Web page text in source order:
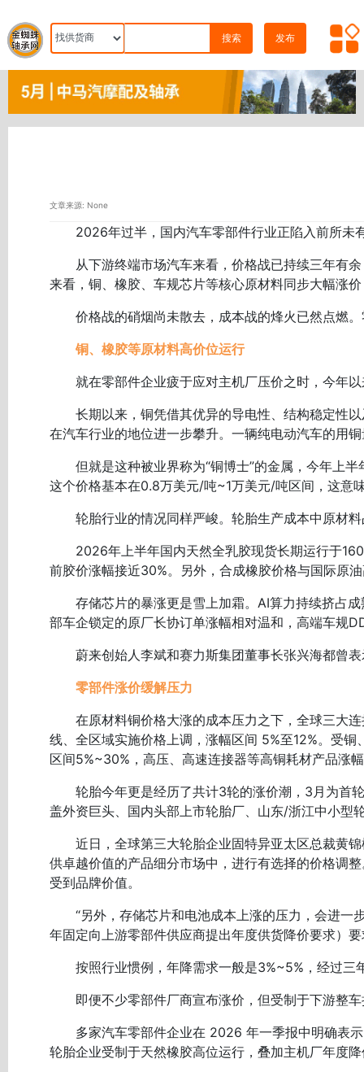
搜索 发布
文章来源: None
2026年过半，国内汽车零部件行业正陷入前所未
从下游终端市场汽车来看，价格战已持续三年有余
来看，铜、橡胶、车规芯片等核心原材料同步大幅涨
价格战的硝烟尚未散去，成本战的烽火已然点燃。
铜、橡胶等原材料高价位运行
就在零部件企业疲于应对主机厂压价之时，今年以
长期以来，铜凭借其优异的导电性、结构稳定性以
在汽车行业的地位进一步攀升。一辆纯电动汽车的用
但就是这种被业界称为“铜博士”的金属，今年上半
这个价格基本在0.8万美元/吨~1万美元/吨区间，这意
轮胎行业的情况同样严峻。轮胎生产成本中原材料
2026年上半年国内天然全乳胶现货长期运行于
前胶价涨幅接近30%。另外，合成橡胶价格与国际原
存储芯片的暴涨更是雪上加霜。AI算力持续挤占成
部车企锁定的原厂长协订单涨幅相对温和，高端车规
蔚来创始人李斌和赛力斯集团董事长张兴海都曾表
零部件涨价缓解压力
在原材料铜价格大涨的成本压力之下，全球三大连
线、全区域实施价格上调，涨幅区间 5%至12%。受
区间5%~30%，高压、高速连接器等高铜耗材产品涨
轮胎今年更是经历了共计3轮的涨价潮，3月为首轮
盖外资巨头、国内头部上市轮胎厂、山东/浙江中小型
近日，全球第三大轮胎企业固特异亚太区总裁黄锦
供卓越价值的产品细分市场中，进行有选择的价格调
受到品牌价值。
“另外，存储芯片和电池成本上涨的压力，会进一
年固定向上游零部件供应商提出年度供货降价要求）
按照行业惯例，年降需求一般是3%~5%，经过三
即便不少零部件厂商宣布涨价，但受制于下游整车
多家汽车零部件企业在 2026 年一季报中明确表示
轮胎企业受制于天然橡胶高位运行，叠加主机厂年度